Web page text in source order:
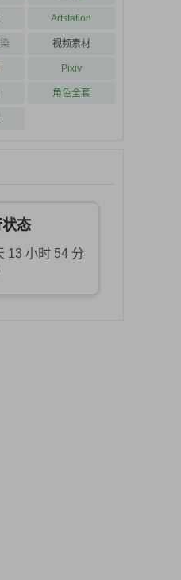
Artstation
视频素材
Pixiv
角色全套
态
13 小时 54 分